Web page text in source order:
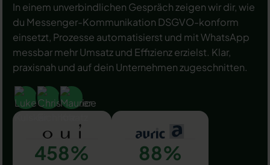
In einem unverbindlichen Gespräch zeigen wir dir, wie
du Messenger-Kommunikation DSGVO-konform
einsetzt, Prozesse automatisierst und mit WhatsApp
messbar mehr Umsatz und Effizienz erzielst. Klar,
praxisnah und auf dein Unternehmen zugeschnitten.
458% 88%